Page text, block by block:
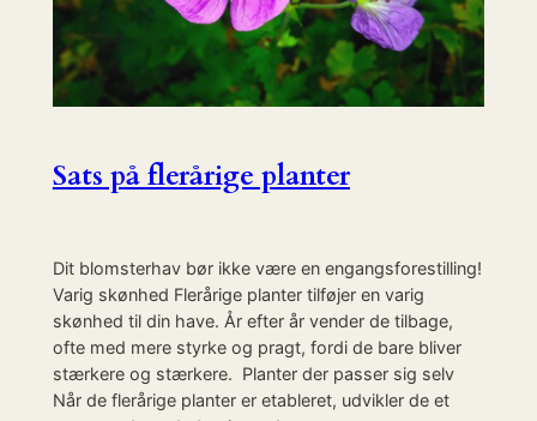
Sats på flerårige planter
Dit blomsterhav bør ikke være en engangsforestilling!
Varig skønhed Flerårige planter tilføjer en varig
skønhed til din have. År efter år vender de tilbage,
ofte med mere styrke og pragt, fordi de bare bliver
stærkere og stærkere. Planter der passer sig selv
Når de flerårige planter er etableret, udvikler de et